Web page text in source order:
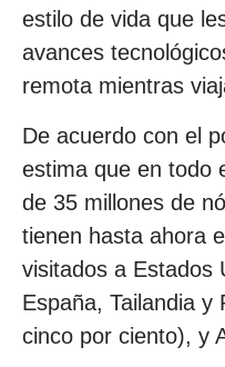
estilo de vida que
avances
remota mientras
De acuerdo con el
estima que en todo
de 35 millones de
tienen hasta ahora
visitados a Estados
España, Tailandia y
cinco por ciento), y